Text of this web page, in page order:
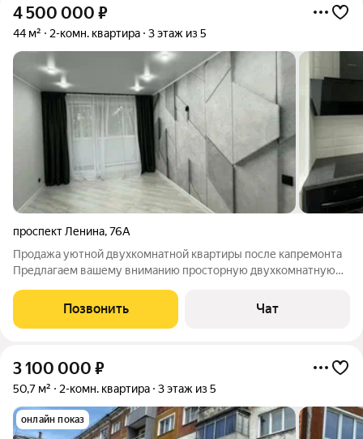
4 500 000 ₽
44 м² 2-комн. квартира 3 этаж из 5
проспект Ленина,76А
Продажа уютной двухкомнатной квартиры после капремонта
Предлагаем вашему вниманию просторную двухкомнатную
решение для тех, кто ценит качество и современный дизайн!
Особенности квартиры: - Полностью
Позвонить Чат
3 100 000 ₽
50,7 м² 2-комн. квартира 3 этаж из 5
онлайн показ